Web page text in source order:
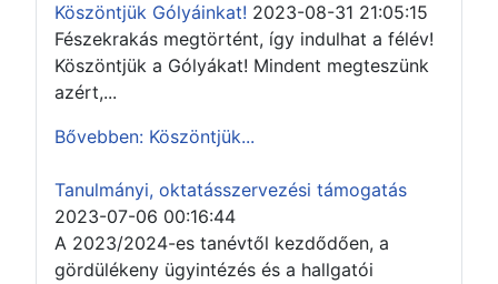
Köszöntjük Gólyáinkat! 2023-08-31 21:05:15
Fészekrakás megtörtént, így indulhat a félév!
Köszöntjük a Gólyákat! Mindent megteszünk
azért,...
Bővebben: Köszöntjük...
Tanulmányi, oktatásszervezési támogatás
2023-07-06 00:16:44
A 2023/2024-es tanévtől kezdődően, a
gördülékeny ügyintézés és a hallgatói